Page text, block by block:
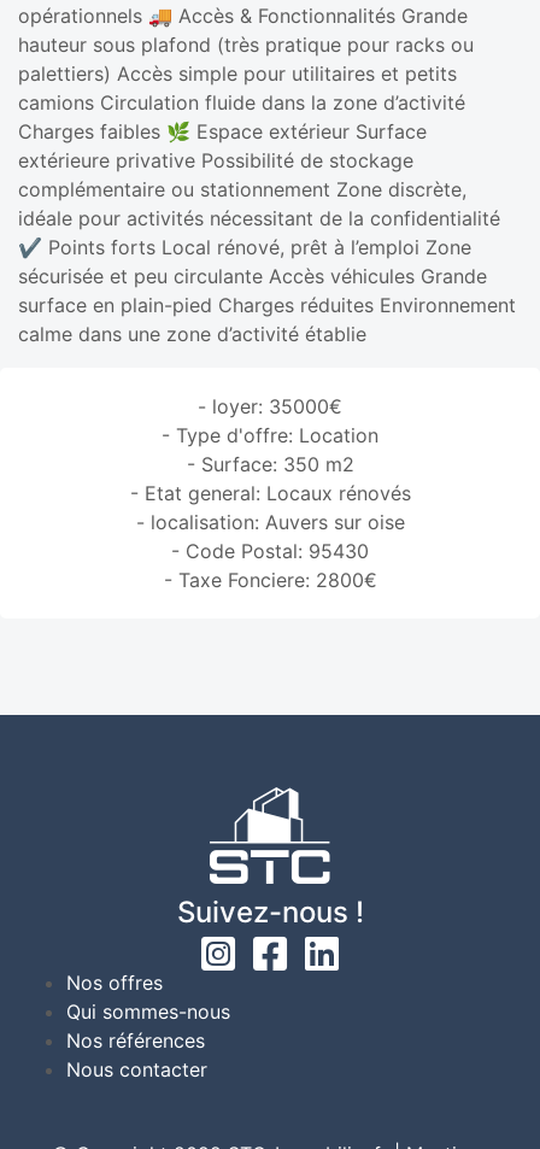
opérationnels 🚚 Accès & Fonctionnalités Grande
hauteur sous plafond (très pratique pour racks ou
palettiers) Accès simple pour utilitaires et petits
camions Circulation fluide dans la zone d’activité
Charges faibles 🌿 Espace extérieur Surface
extérieure privative Possibilité de stockage
complémentaire ou stationnement Zone discrète,
idéale pour activités nécessitant de la confidentialité
✔️ Points forts Local rénové, prêt à l’emploi Zone
sécurisée et peu circulante Accès véhicules Grande
surface en plain-pied Charges réduites Environnement
calme dans une zone d’activité établie
- loyer: 35000€
- Type d'offre: Location
- Surface: 350 m2
- Etat general: Locaux rénovés
- localisation: Auvers sur oise
- Code Postal: 95430
- Taxe Fonciere: 2800€
Suivez-nous !
Nos offres
Qui sommes-nous
Nos références
Nous contacter